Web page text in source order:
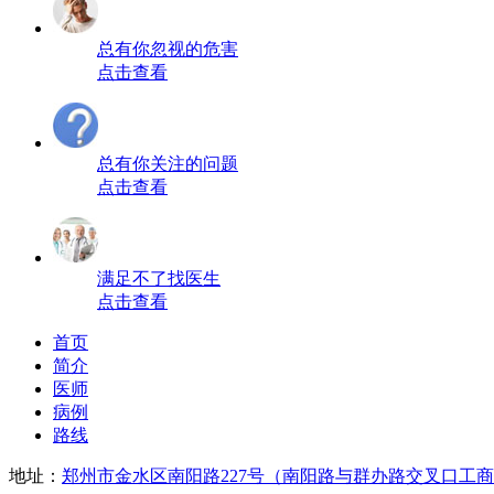
总有你忽视的危害
点击查看
总有你关注的问题
点击查看
满足不了找医生
点击查看
首页
简介
医师
病例
路线
地址： 郑州市金水区南阳路227号（南阳路与群办路交叉口工商